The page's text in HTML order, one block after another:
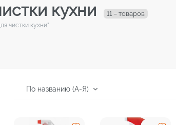
кухни 11 – товаров
чистки кухни”